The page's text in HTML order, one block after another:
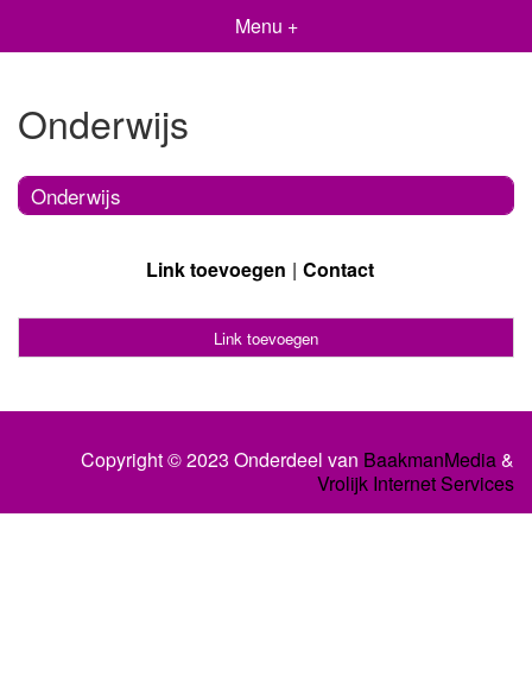
Menu +
Onderwijs
Onderwijs
Link toevoegen Contact
Link toevoegen
Copyright © 2023 Onderdeel van BaakmanMedia&
Vrolijk Internet Services